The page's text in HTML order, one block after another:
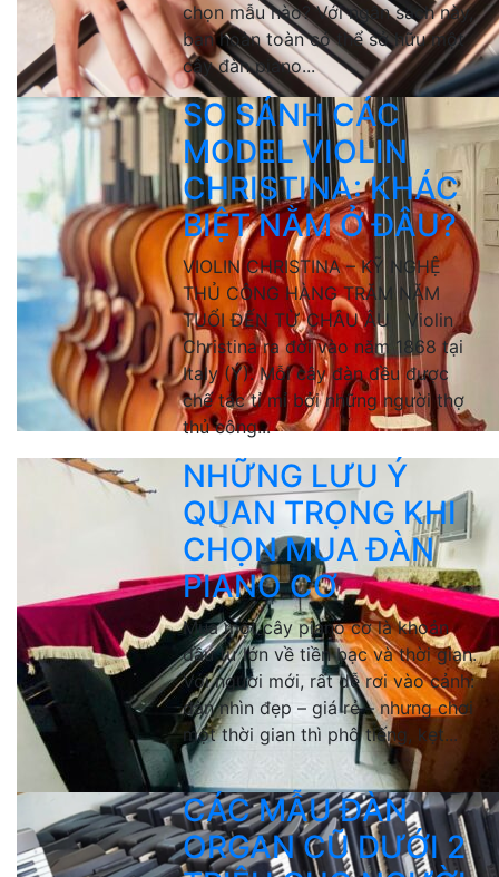
chọn mẫu nào? Với ngân sách này,
bạn hoàn toàn có thể sở hữu một
cây đàn piano...
SO SÁNH CÁC
MODEL VIOLIN
CHRISTINA: KHÁC
BIỆT NẰM Ở ĐÂU?
VIOLIN CHRISTINA – KỸ NGHỆ
THỦ CÔNG HÀNG TRĂM NĂM
TUỔI ĐẾN TỪ CHÂU ÂU Violin
Christina ra đời vào năm 1868 tại
Italy (Ý). Mỗi cây đàn đều được
chế tác tỉ mỉ bởi những người thợ
thủ công...
NHỮNG LƯU Ý
QUAN TRỌNG KHI
CHỌN MUA ĐÀN
PIANO CƠ
Mua một cây piano cơ là khoản
đầu tư lớn về tiền bạc và thời gian.
Với người mới, rất dễ rơi vào cảnh:
đàn nhìn đẹp – giá rẻ – nhưng chơi
một thời gian thì phô tiếng, kẹt...
CÁC MẪU ĐÀN
ORGAN CŨ DƯỚI 2